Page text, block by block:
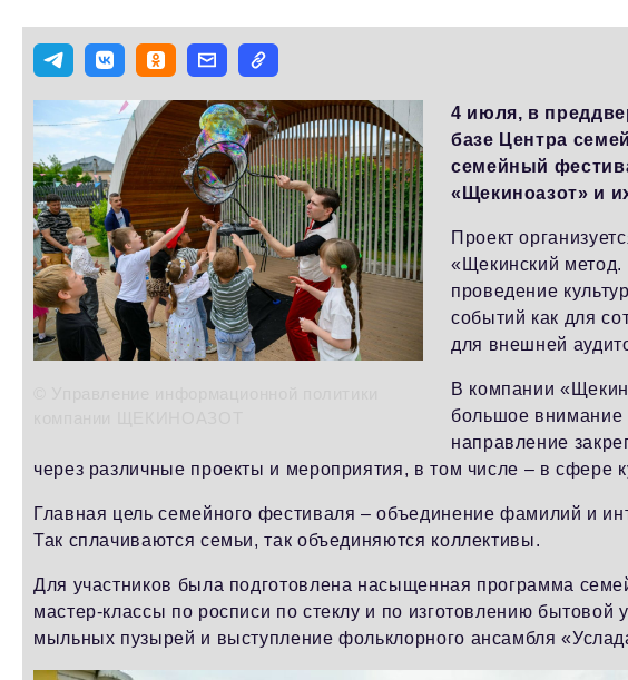
4 июля, в
базе Центра
семейный
«Щекиноазот» и
Проект
«Щекинский метод.
проведение
событий как для
для внешней
В компании
большое внимание
направление
через различные проекты и мероприятия, в том числе – в сфере
Главная цель семейного фестиваля – объединение фамилий и
Так сплачиваются семьи, так объединяются коллективы.
Для участников была подготовлена насыщенная программа
мастер-классы по росписи по стеклу и по изготовлению бытовой
мыльных пузырей и выступление фольклорного ансамбля